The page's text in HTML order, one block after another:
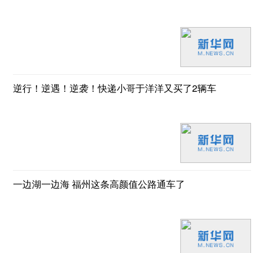
逆行！逆遇！逆袭！快递小哥于洋洋又买了2辆车
一边湖一边海 福州这条高颜值公路通车了